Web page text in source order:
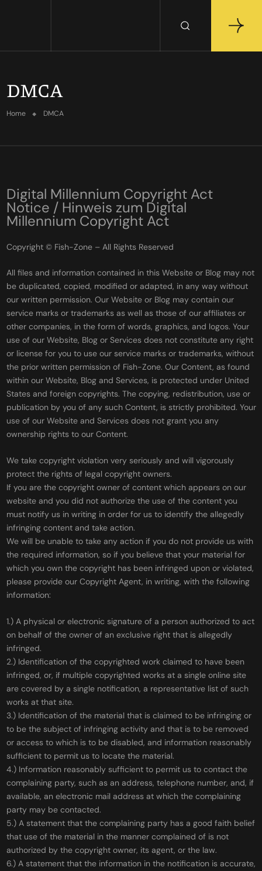
DMCA
Home DMCA
Digital Millennium Copyright Act
Notice / Hinweis zum Digital
Millennium Copyright Act
Copyright © Fish-Zone – All Rights Reserved
All files and information contained in this Website or Blog may not
be duplicated, copied, modified or adapted, in any way without
our written permission. Our Website or Blog may contain our
service marks or trademarks as well as those of our affiliates or
other companies, in the form of words, graphics, and logos. Your
use of our Website, Blog or Services does not constitute any right
or license for you to use our service marks or trademarks, without
the prior written permission of Fish-Zone. Our Content, as found
within our Website, Blog and Services, is protected under United
States and foreign copyrights. The copying, redistribution, use or
publication by you of any such Content, is strictly prohibited. Your
use of our Website and Services does not grant you any
ownership rights to our Content.
We take copyright violation very seriously and will vigorously
protect the rights of legal copyright owners.
If you are the copyright owner of content which appears on our
website and you did not authorize the use of the content you
must notify us in writing in order for us to identify the allegedly
infringing content and take action.
We will be unable to take any action if you do not provide us with
the required information, so if you believe that your material for
which you own the copyright has been infringed upon or violated,
please provide our Copyright Agent, in writing, with the following
information:
1.) A physical or electronic signature of a person authorized to act
on behalf of the owner of an exclusive right that is allegedly
infringed.
2.) Identification of the copyrighted work claimed to have been
infringed, or, if multiple copyrighted works at a single online site
are covered by a single notification, a representative list of such
works at that site.
3.) Identification of the material that is claimed to be infringing or
to be the subject of infringing activity and that is to be removed
or access to which is to be disabled, and information reasonably
sufficient to permit us to locate the material.
4.) Information reasonably sufficient to permit us to contact the
complaining party, such as an address, telephone number, and, if
available, an electronic mail address at which the complaining
party may be contacted.
5.) A statement that the complaining party has a good faith belief
that use of the material in the manner complained of is not
authorized by the copyright owner, its agent, or the law.
6.) A statement that the information in the notification is accurate,